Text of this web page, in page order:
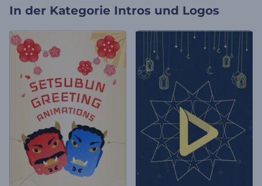
In der Kategorie Intros und Logos